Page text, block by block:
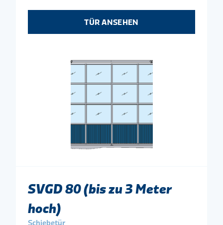
TÜR ANSEHEN
SVGD 80 (bis zu 3 Meter
hoch)
Schiebetür